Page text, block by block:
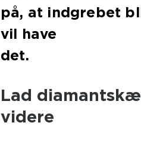
på, at indgrebet
vil have
Lad
videre